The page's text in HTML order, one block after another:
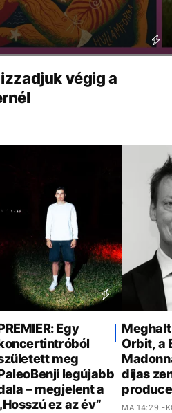
végig a
Egy
meg
legújabb
– megjelent a
ez az év”
Orbit, a
díjas
MA 14:29 -